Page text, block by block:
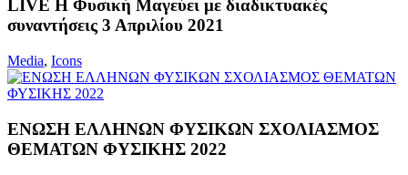
LIVE Η Φυσική Μαγεύει με διαδικτυακές
συναντήσεις 3 Απριλίου 2021
Media, Icons
ΕΝΩΣΗ ΕΛΛΗΝΩΝ ΦΥΣΙΚΩΝ ΣΧΟΛΙΑΣΜΟΣ
ΘΕΜΑΤΩΝ ΦΥΣΙΚΗΣ 2022